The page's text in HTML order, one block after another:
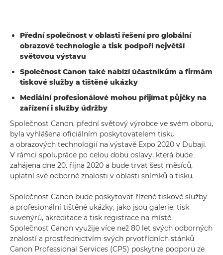
Přední společnost v oblasti řešení pro globální
obrazové technologie a tisk podpoří největší
světovou výstavu
Společnost Canon také nabízí účastníkům a firmám
tiskové služby a tištěné ukázky
Mediální profesionálové mohou přijímat půjčky na
zařízení i služby údržby
Společnost Canon, přední světový výrobce ve svém oboru,
byla vyhlášena oficiálním poskytovatelem tisku
a obrazových technologií na výstavě Expo 2020 v Dubaji.
V rámci spolupráce po celou dobu oslavy, která bude
zahájena dne 20. října 2020 a bude trvat šest měsíců,
uplatní své odborné znalosti v oblasti snímků a tisku.
Společnost Canon bude poskytovat řízené tiskové služby
a profesionální tištěné ukázky, jako jsou galerie, tisk
suvenýrů, akreditace a tisk registrace na místě.
Společnost Canon využije více než 80 let svých odborných
znalostí a prostřednictvím svých prvotřídních stánků
Canon Professional Services (CPS) poskytne podporu ze